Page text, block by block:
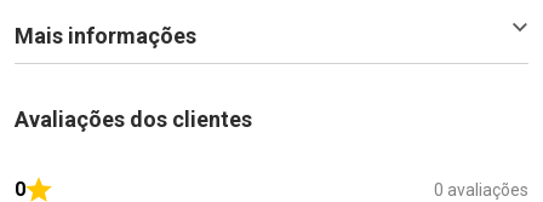
Mais informações
Avaliações dos clientes
0 0 avaliações